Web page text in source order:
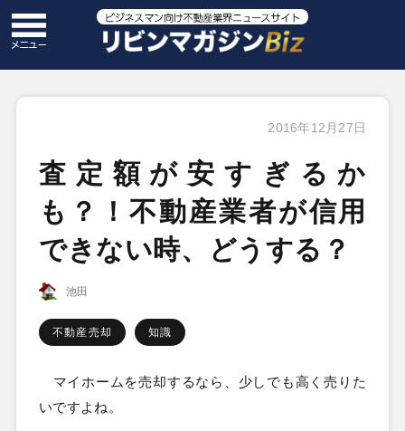
2016年12月27日
査定額が安すぎるか
も？！不動産業者が信用
できない時、どうする？
池田
不動産売却 知識
マイホームを売却するなら、少しでも高く売りた
いですよね。